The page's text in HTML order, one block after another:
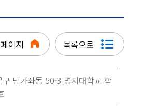
이지 목록으로
남가좌동 50-3 명지대학교 학